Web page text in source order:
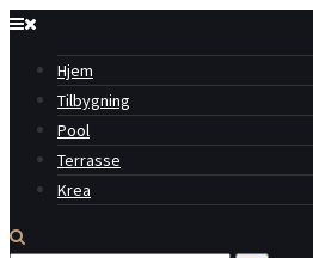
Hjem
Tilbygning
Pool
Terrasse
Krea